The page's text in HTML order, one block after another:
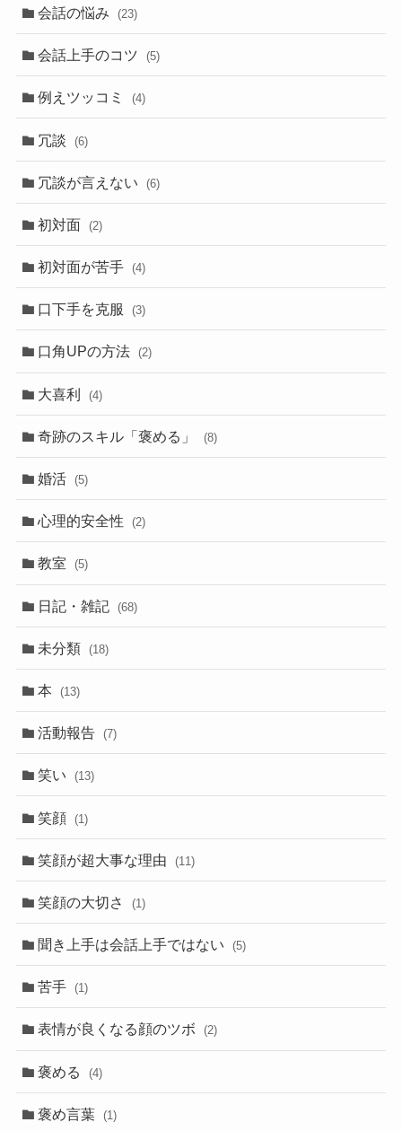
会話の悩み (23)
会話上手のコツ (5)
例えツッコミ (4)
冗談 (6)
冗談が言えない (6)
初対面 (2)
初対面が苦手 (4)
口下手を克服 (3)
口角UPの方法 (2)
大喜利 (4)
奇跡のスキル「褒める」 (8)
婚活 (5)
心理的安全性 (2)
教室 (5)
日記・雑記 (68)
未分類 (18)
本 (13)
活動報告 (7)
笑い (13)
笑顔 (1)
笑顔が超大事な理由 (11)
笑顔の大切さ (1)
聞き上手は会話上手ではない (5)
苦手 (1)
表情が良くなる顔のツボ (2)
褒める (4)
褒め言葉 (1)